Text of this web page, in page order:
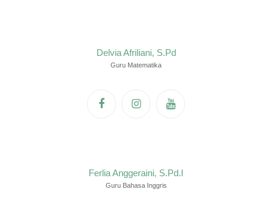
Delvia Afriliani, S.Pd
Guru Matematika
Ferlia Anggeraini, S.Pd.I
Guru Bahasa Inggris